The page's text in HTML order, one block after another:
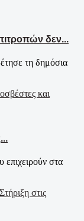
δεν...
τη δημόσια
στα